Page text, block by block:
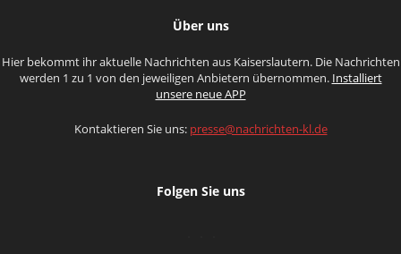
Über uns
Hier bekommt ihr aktuelle Nachrichten aus Kaiserslautern. Die Nachrichten
werden 1 zu 1 von den jeweiligen Anbietern übernommen. Installiert
unsere neue APP
Kontaktieren Sie uns: presse@nachrichten-kl.de
Folgen Sie uns